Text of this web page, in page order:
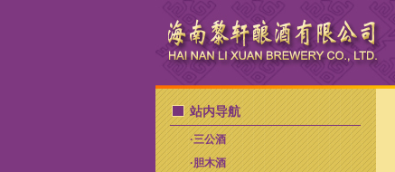
站内导航
·三公酒
·胆木酒